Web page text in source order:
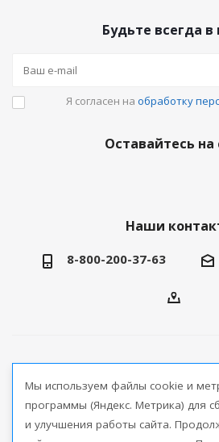
Будьте всегда в
Я согласен на обработку
Оставайтесь на
Наши
8-800-200-37-63
продукции
Версия для
Мы используем файлы cookie и
программы (Яндекс. Метрика) для
и улучшения работы сайта.